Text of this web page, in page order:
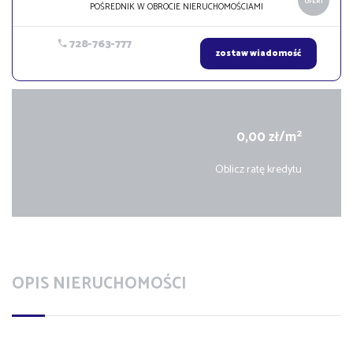
POŚREDNIK W OBROCIE NIERUCHOMOŚCIAMI
728-763-777 zostaw wiadomość
0,00 zł/m2
Oblicz ratę kredytu
OPIS NIERUCHOMOŚCI